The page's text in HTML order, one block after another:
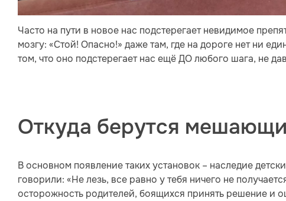
Часто на пути в новое нас подстерегает невидимое
мозгу: «Стой! Опасно!» даже там, где на дороге нет ни
том, что оно подстерегает нас ещё ДО любого шага, не
Откуда берутся
В основном появление таких установок – наследие
говорили: «Не лезь, все равно у тебя ничего не
осторожность родителей, боящихся принять решение и